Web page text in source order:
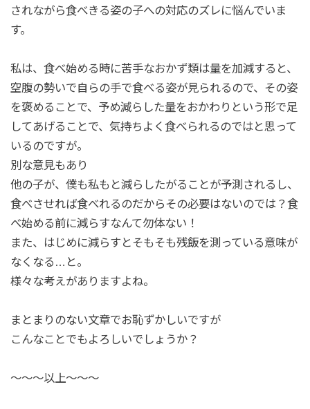
されながら食べきる姿の子への対応のズレに悩んでいま
す。
私は、食べ始める時に苦手なおかず類は量を加減すると、
空腹の勢いで自らの手で食べる姿が見られるので、その姿
を褒めることで、予め減らした量をおかわりという形で足
してあげることで、気持ちよく食べられるのではと思って
いるのですが。
別な意見もあり
他の子が、僕も私もと減らしたがることが予測されるし、
食べさせれば食べれるのだからその必要はないのでは？食
べ始める前に減らすなんて勿体ない！
また、はじめに減らすとそもそも残飯を測っている意味が
なくなる…と。
様々な考えがありますよね。
まとまりのない文章でお恥ずかしいですが
こんなことでもよろしいでしょうか？
〜〜〜以上〜〜〜